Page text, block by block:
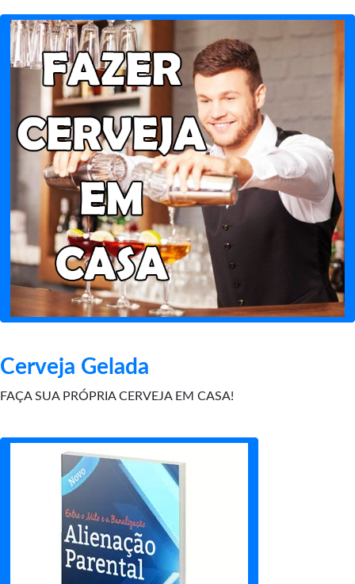
Cerveja Gelada
FAÇA SUA PRÓPRIA CERVEJA EM CASA!